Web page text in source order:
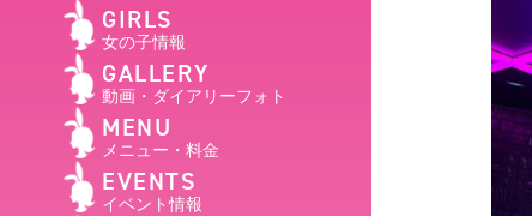
GIRLS
女の子情報
GALLERY
動画・ダイアリーフォト
MENU
メニュー・料金
EVENTS
イベント情報